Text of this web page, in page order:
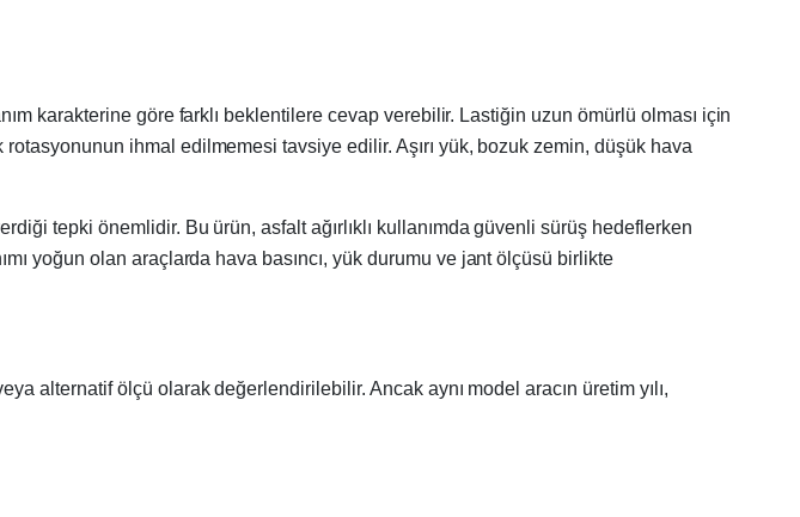
karakterine göre farklı beklentilere cevap verebilir. Lastiğin uzun ömürlü olması için
rotasyonunun ihmal edilmemesi tavsiye edilir. Aşırı yük, bozuk zemin, düşük hava
tepki önemlidir. Bu ürün, asfalt ağırlıklı kullanımda güvenli sürüş hedeflerken
yoğun olan araçlarda hava basıncı, yük durumu ve jant ölçüsü birlikte
alternatif ölçü olarak değerlendirilebilir. Ancak aynı model aracın üretim yılı,